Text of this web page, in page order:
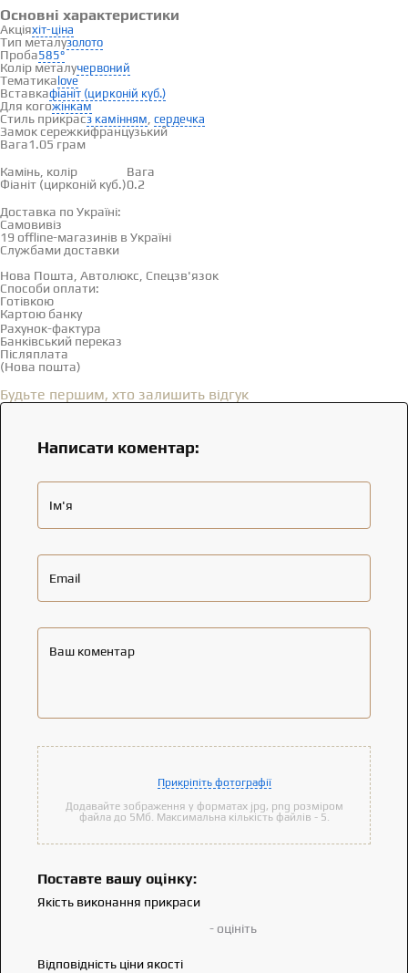
Основні характеристики
Акціяхіт-ціна
Тип металузолото
Проба585°
Колір металучервоний
Тематика love
Вставкафіаніт (цирконій куб.)
Для когожінкам
Стиль прикрасз камінням сердечка
Замок сережкифранцузький
Вага1.05 грам
Камінь, колір
Вага
Фіаніт (цирконій куб.)0.2
Доставка і оплата
Доставка по Україні:
Самовивіз
19 offline-магазинів в Україні
Службами доставки
Нова Пошта, Автолюкс, Спецзв'язок
Способи оплати:
Готівкою
Картою банку
Рахунок-фактура
Банківський переказ
Післяплата
(Нова пошта)
Будьте першим, хто залишить відгук
Написати коментар:
Ім'я
Email
Ваш коментар
Прикріпіть фотографії
Додавайте зображення у форматах jpg, png розміром
файла до 5Мб. Максимальна кількість файлів - 5.
Поставте вашу оцінку:
Якість виконання прикраси
- оцініть
Відповідність ціни якості